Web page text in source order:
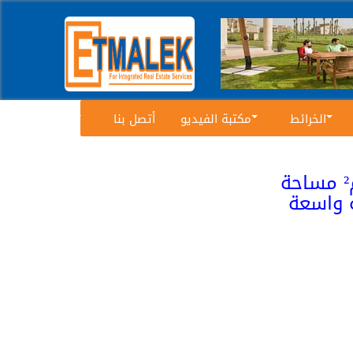
الخرائط مكتبة الفيديو أتصل بنا
للبيع بمدينتي فيلا نموذج G مساحة الأرض 605 م² مساحة